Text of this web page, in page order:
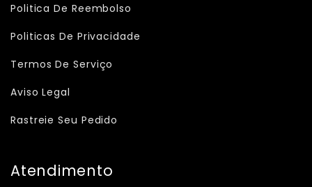
Politica De Reembolso
Politicas De Privacidade
Termos De Serviço
Aviso Legal
Rastreie Seu Pedido
Atendimento